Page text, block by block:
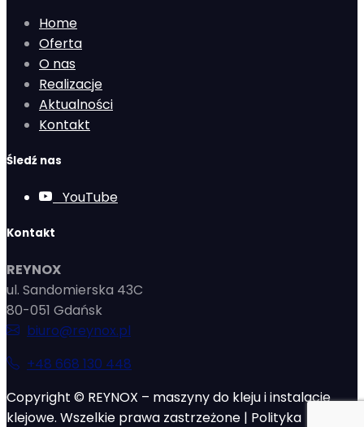
Home
Oferta
O nas
Realizacje
Aktualności
Kontakt
Śledź nas
YouTube
Kontakt
REYNOX
ul. Sandomierska 43C
80-051 Gdańsk
biuro@reynox.pl
+48 668 130 448
Copyright © REYNOX – maszyny do kleju i instalacje
klejowe. Wszelkie prawa zastrzeżone | Polityka